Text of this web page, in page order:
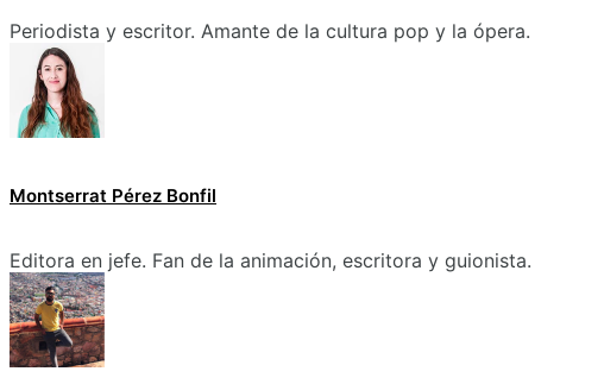
Periodista y escritor. Amante de la cultura pop y la ópera.
Montserrat Pérez Bonfil
Editora en jefe. Fan de la animación, escritora y guionista.